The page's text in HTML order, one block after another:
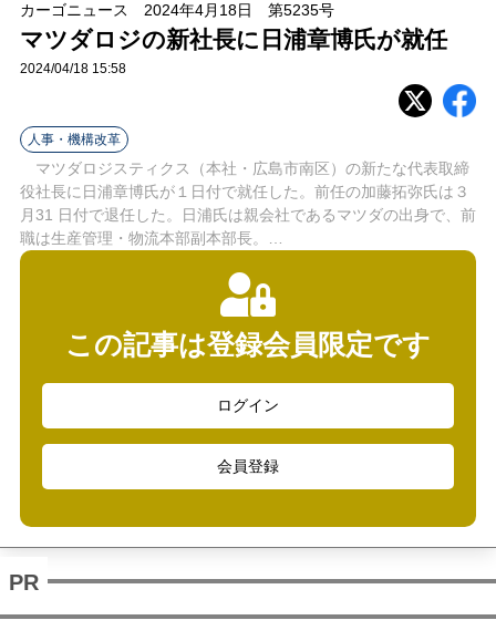
オ
ン
ラ
イ
ン
カーゴニュース 2024年4月18日 第5235号
マツダロジの新社長に日浦章博氏が就任
2024/04/18 15:58
人事・機構改革
マツダロジスティクス（本社・広島市南区）の新たな代表取締
役社長に日浦章博氏が１日付で就任した。前任の加藤拓弥氏は３
月31 日付で退任した。日浦氏は親会社であるマツダの出身で、前
職は生産管理・物流本部副本部長。…
この記事は登録会員限定です
ログイン
会員登録